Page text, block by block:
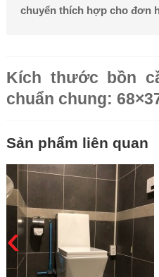
chuyển thích hợp cho đơn
Kích thước bồn
chuẩn chung:
Sản phẩm liên quan
‹